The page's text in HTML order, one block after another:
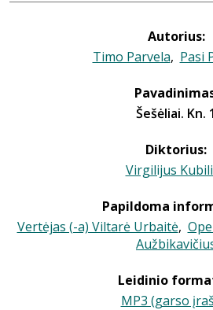
Autorius:
Timo Parvela, Pasi
Šešėliai. Kn. 1
Diktorius:
Virgilijus
Papildoma
Vertėjas (-a) Viltarė Urbaitė,
Leidinio
MP3 (garso